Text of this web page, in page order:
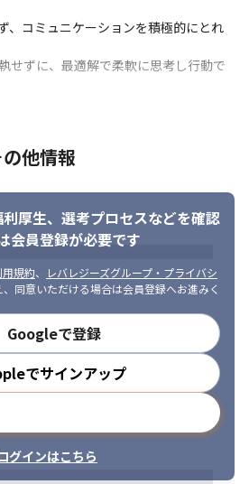
、コミュニケーションを積極的にとれ
せずに、最適解で柔軟に思考し行動で
他情報
厚生、 選考プロセスなどを確認
会員登録が必要です
用規約、
レバレジーズグループ・プライバシ
同意いただける場合は会員登録へお進みく
Googleで登録
でサインアップ
グインはこちら